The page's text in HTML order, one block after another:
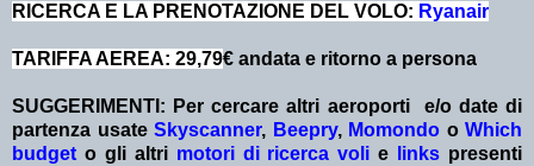
RICERCA E LA PRENOTAZIONE DEL VOLO: Ryanair
TARIFFA AEREA: 29,79€ andata e ritorno a persona
SUGGERIMENTI: Per cercare altri aeroporti e/o date di
partenza usate Skyscanner, Beepry, Momondo o Which
budget o gli altri motori di ricerca voli e links presenti